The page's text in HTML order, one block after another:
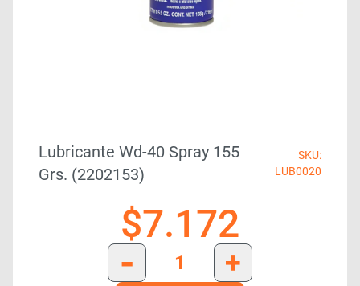
Lubricante Wd-40 Spray 155
Grs. (2202153)
SKU:
LUB0020
$7.172
-
+